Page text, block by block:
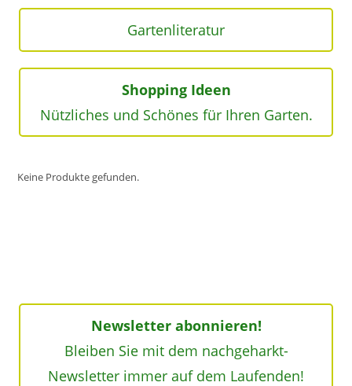
Gartenliteratur
Shopping Ideen
Nützliches und Schönes für Ihren Garten.
Keine Produkte gefunden.
Newsletter abonnieren!
Bleiben Sie mit dem nachgeharkt-
Newsletter immer auf dem Laufenden!